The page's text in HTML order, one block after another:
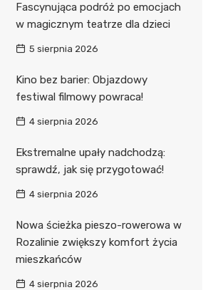
Fascynująca podróż po emocjach
w magicznym teatrze dla dzieci
5 sierpnia 2026
Kino bez barier: Objazdowy
festiwal filmowy powraca!
4 sierpnia 2026
Ekstremalne upały nadchodzą:
sprawdź, jak się przygotować!
4 sierpnia 2026
Nowa ścieżka pieszo-rowerowa w
Rozalinie zwiększy komfort życia
mieszkańców
4 sierpnia 2026